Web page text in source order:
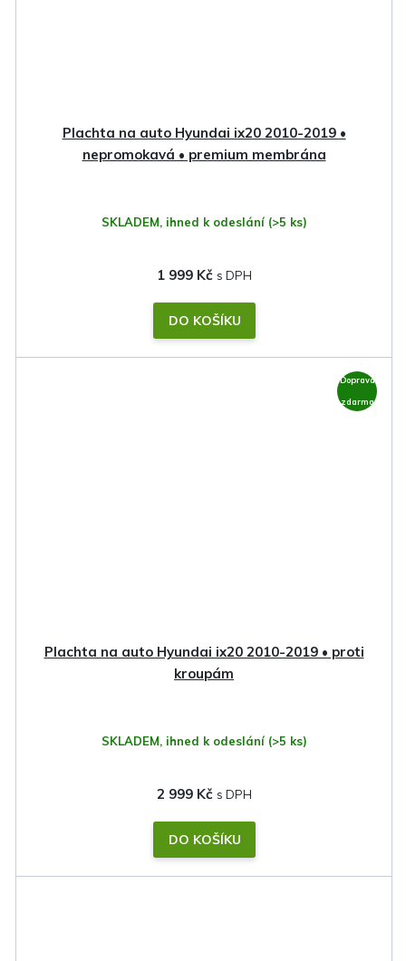
Plachta na auto Hyundai ix20 2010-2019 •
nepromokavá • premium membrána
SKLADEM, ihned k odeslání (>5 ks)
1 999 Kč
DO KOŠÍKU
Doprava
zdarma
Plachta na auto Hyundai ix20 2010-2019 • proti
kroupám
SKLADEM, ihned k odeslání (>5 ks)
2 999 Kč
DO KOŠÍKU